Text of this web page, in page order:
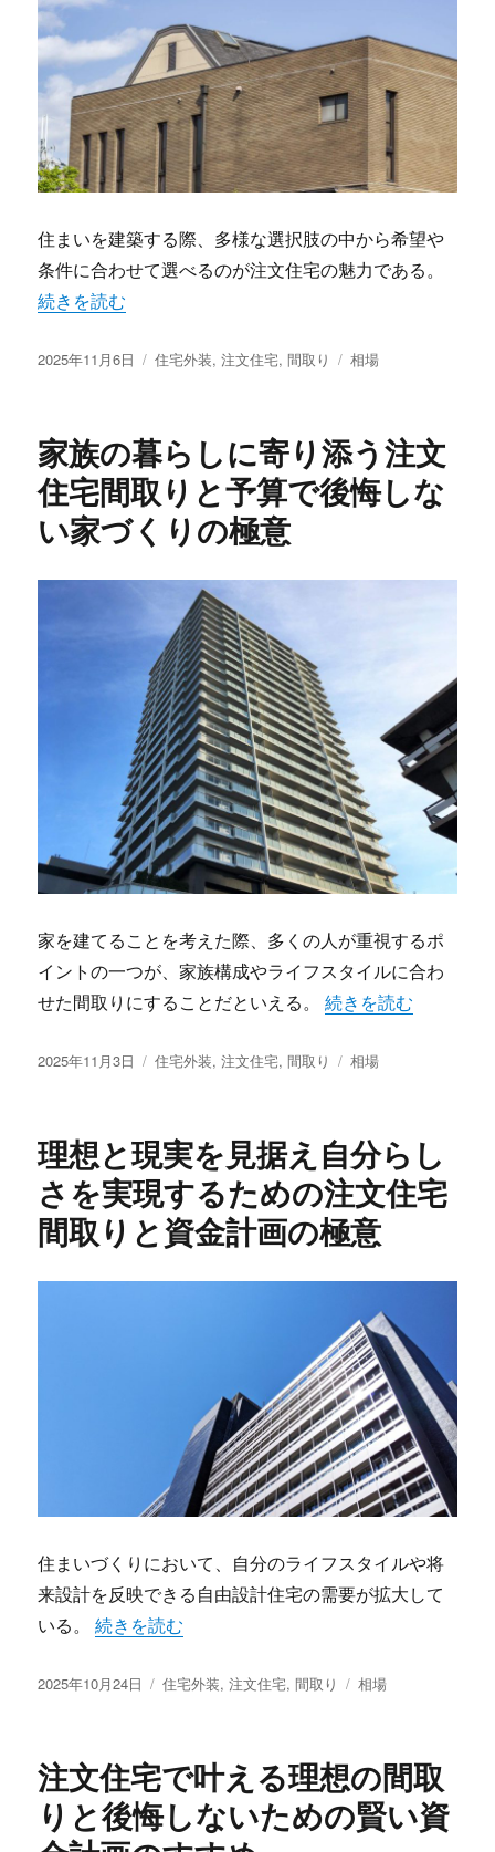
住まいを建築する際、多様な選択肢の中から希望や
条件に合わせて選べるのが注文住宅の魅力である。
“注文住宅で実現する理想の暮らし自由な間取りと相場の
続きを読む
投
2025年11月6日
カ
ー
住宅外装,注文住宅,間取り
タ
相場
家族の暮らしに寄り添う注文
住宅間取りと予算で後悔しな
い家づくりの極意
家を建てることを考えた際、多くの人が重視するポ
イントの一つが、家族構成やライフスタイルに合わ
せた間取りにすることだといえる。“家族の暮らしに寄
続きを読む
投
2025年11月3日
カ
ー
住宅外装,注文住宅,間取り
タ
相場
理想と現実を見据え自分らし
さを実現するための注文住宅
間取りと資金計画の極意
住まいづくりにおいて、自分のライフスタイルや将
来設計を反映できる自由設計住宅の需要が拡大して
いる。“理想と現実を見据え自分らしさを実現するため
続きを読む
投
2025年10月24日
カ
ー
住宅外装,注文住宅,間取り
タ
相場
注文住宅で叶える理想の間取
りと後悔しないための賢い資